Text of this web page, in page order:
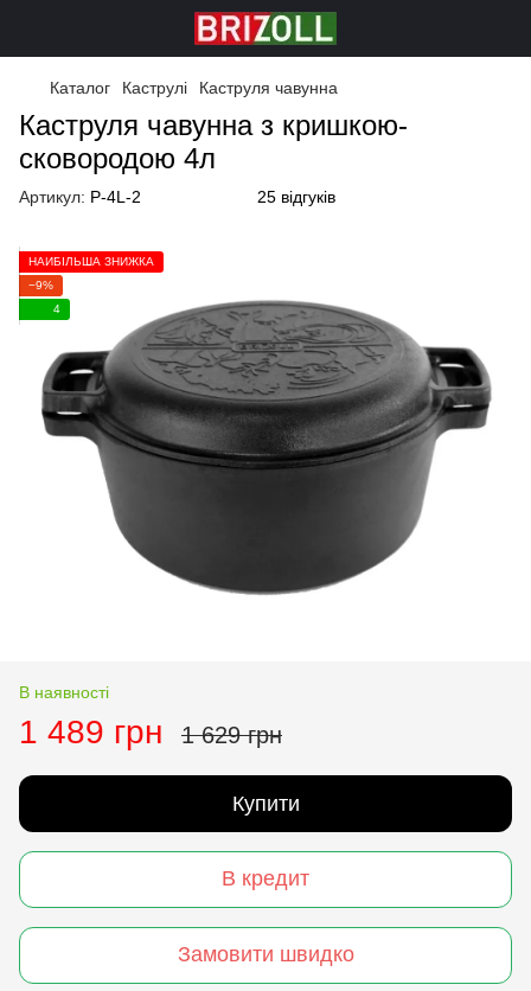
Каталог Каструлі Каструля чавунна
Каструля чавунна з кришкою-
сковородою 4л
Артикул: P-4L-2 25 відгуків
НАЙБІЛЬША ЗНИЖКА
−9%
4
В наявності
1 489 грн 1 629 грн
Купити
В кредит
Замовити швидко